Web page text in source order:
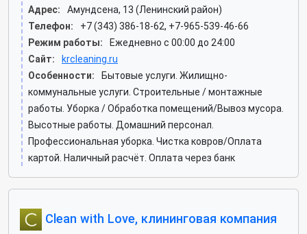
Адрес:
Амундсена, 13 (Ленинский район)
Телефон:
+7 (343) 386-18-62, +7-965-539-46-66
Режим работы:
Ежедневно с 00:00 до 24:00
Сайт:
krcleaning.ru
Особенности:
Бытовые услуги. Жилищно-
коммунальные услуги. Строительные / монтажные
работы. Уборка / Обработка помещений/Вывоз мусора.
Высотные работы. Домашний персонал.
Профессиональная уборка. Чистка ковров/Оплата
картой. Наличный расчёт. Оплата через банк
Clean with Love, клининговая компания